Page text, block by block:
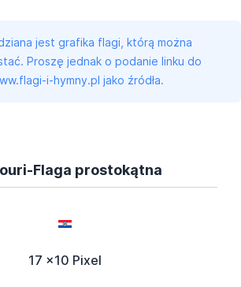
jest grafika flagi, którą można
Proszę jednak o podanie linku do
i-hymny.pl jako źródła.
Flaga prostokątna
17 x10 Pixel